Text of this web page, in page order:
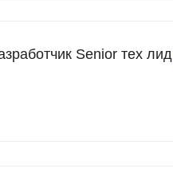
Senior тех лид